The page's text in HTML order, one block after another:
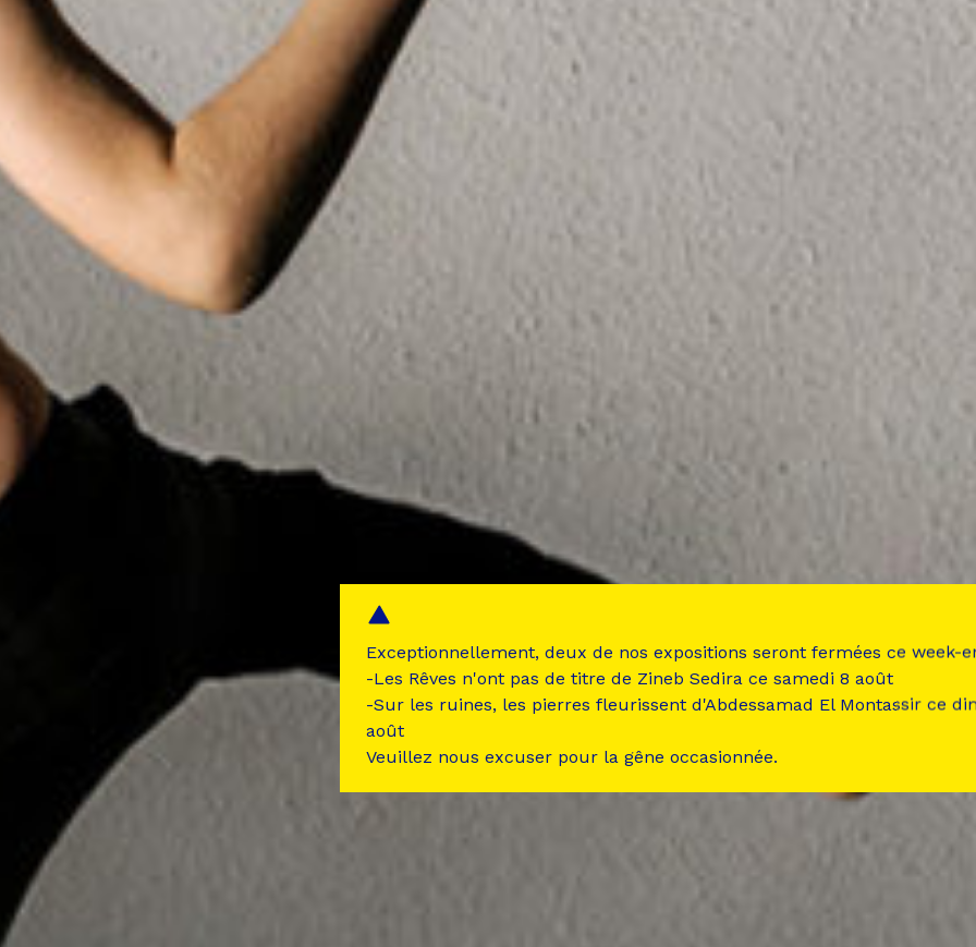
Exceptionnellement, deux de nos expositions seront fermées ce week-
-Les Rêves n'ont pas de titre de Zineb Sedira ce samedi 8 août
-Sur les ruines, les pierres fleurissent d'Abdessamad El Montassir ce
août
Veuillez nous excuser pour la gêne occasionnée.